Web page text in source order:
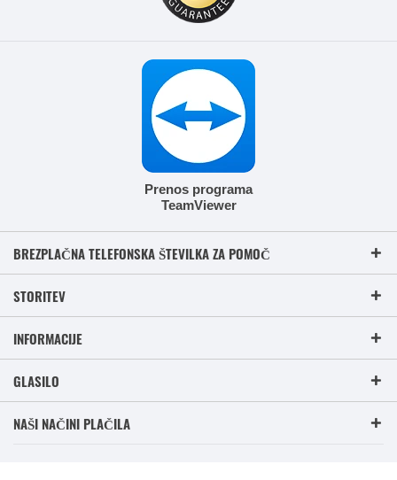
Prenos programa
TeamViewer
BREZPLAČNA TELEFONSKA ŠTEVILKA ZA POMOČ
STORITEV
INFORMACIJE
GLASILO
NAŠI NAČINI PLAČILA